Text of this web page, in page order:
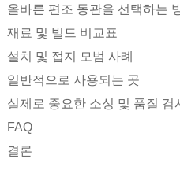
올바른 편조 동관을 선택하는
재료 및 빌드 비교표
설치 및 접지 모범 사례
일반적으로 사용되는 곳
실제로 중요한 소싱 및 품질 검
FAQ
결론